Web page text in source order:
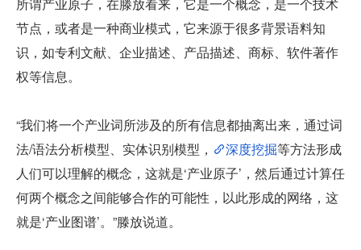
节点，或者是一种商业模式，它来源于很多背景语料知
识，如专利文献、企业描述、产品描述、商标、软件著作
权等信息。
“我们将一个产业词所涉及的所有信息都抽离出来，通过词
法/语法分析模型、实体识别模型，
深度挖掘等方法形成
人们可以理解的概念，这就是‘产业原子’，然后通过计算任
何两个概念之间能够合作的可能性，以此形成的网络，这
就是‘产业图谱’。”滕放说道。